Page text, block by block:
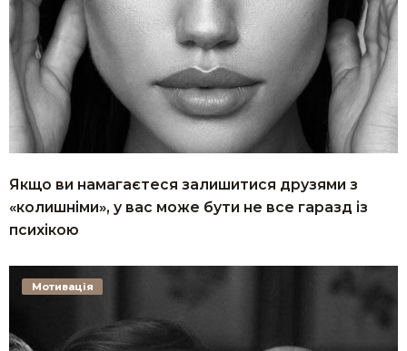
Якщо ви намагаєтеся залишитися друзями з
«колишніми», у вас може бути не все гаразд із
психікою
Мотивація